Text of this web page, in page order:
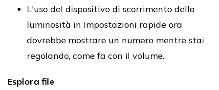
L'uso del dispositivo di scorrimento della
luminosità in Impostazioni rapide ora
dovrebbe mostrare un numero mentre stai
regolando, come fa con il volume.
Esplora file